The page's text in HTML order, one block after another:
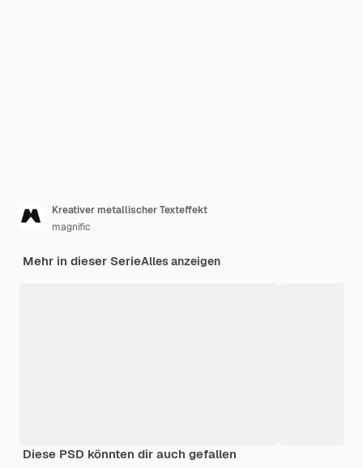
Kreativer metallischer Texteffekt
magnific
Mehr in dieser SerieAlles anzeigen
Diese PSD könnten dir auch gefallen